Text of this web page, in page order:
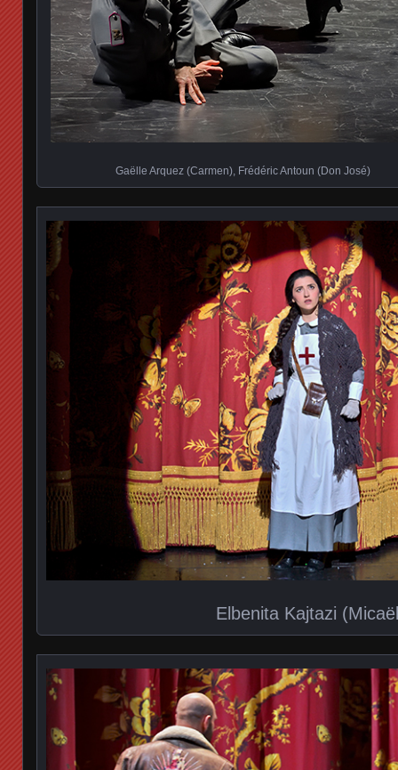
Gaëlle Arquez (Carmen), Frédéric Antoun (Don José)
Elbenita Kajtazi